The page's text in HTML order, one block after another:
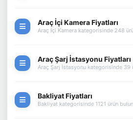
Araç İçi Kamera Fiyatları
Araç İçi Kamera kategorisinde 248
Araç Şarj İstasyonu Fiyatları
Araç Şarj İstasyonu kategorisinde 39
Bakliyat Fiyatları
Bakliyat kategorisinde 1121 ürün